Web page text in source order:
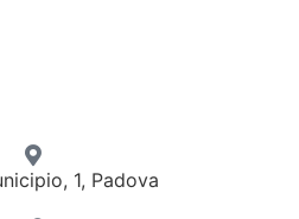
1, Padova